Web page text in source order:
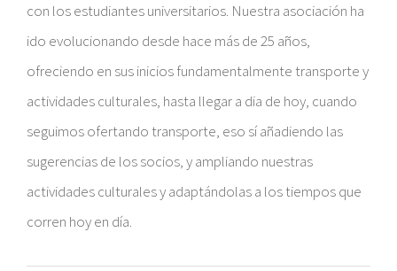
con los estudiantes universitarios. Nuestra asociación ha
ido evolucionando desde hace más de 25 años,
ofreciendo en sus inicios fundamentalmente transporte y
actividades culturales, hasta llegar a dia de hoy, cuando
seguimos ofertando transporte, eso sí añadiendo las
sugerencias de los socios, y ampliando nuestras
actividades culturales y adaptándolas a los tiempos que
corren hoy en día.